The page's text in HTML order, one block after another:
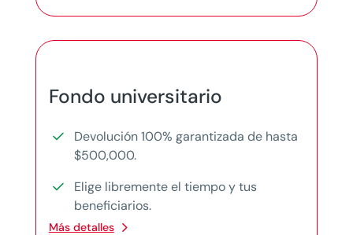
Fondo universitario
Devolución 100% garantizada de hasta
$500,000.
Elige libremente el tiempo y tus
beneficiarios.
Más detalles